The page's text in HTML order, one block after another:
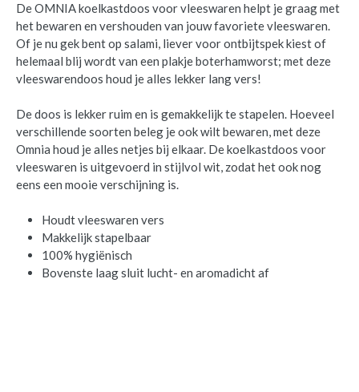
De OMNIA koelkastdoos voor vleeswaren helpt je graag met
het bewaren en vershouden van jouw favoriete vleeswaren.
Of je nu gek bent op salami, liever voor ontbijtspek kiest of
helemaal blij wordt van een plakje boterhamworst; met deze
vleeswarendoos houd je alles lekker lang vers!
De doos is lekker ruim en is gemakkelijk te stapelen. Hoeveel
verschillende soorten beleg je ook wilt bewaren, met deze
Omnia houd je alles netjes bij elkaar. De koelkastdoos voor
vleeswaren is uitgevoerd in stijlvol wit, zodat het ook nog
eens een mooie verschijning is.
Houdt vleeswaren vers
Makkelijk stapelbaar
100% hygiënisch
Bovenste laag sluit lucht- en aromadicht af